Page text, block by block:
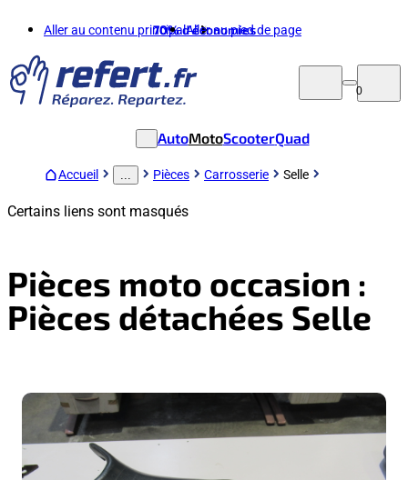
Aller au contenu principalAller au pied de page
70%d'économies
0
AutoMotoScooterQuad
Accueil Pièces Carrosserie Selle
Certains liens sont masqués
Pièces moto occasion :
Pièces détachées Selle